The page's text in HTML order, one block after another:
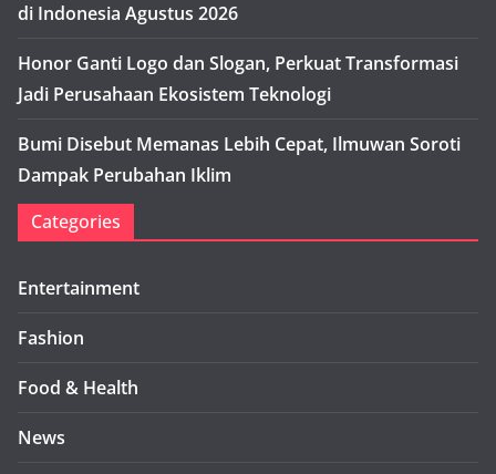
di Indonesia Agustus 2026
Honor Ganti Logo dan Slogan, Perkuat Transformasi
Jadi Perusahaan Ekosistem Teknologi
Bumi Disebut Memanas Lebih Cepat, Ilmuwan Soroti
Dampak Perubahan Iklim
Categories
Entertainment
Fashion
Food & Health
News